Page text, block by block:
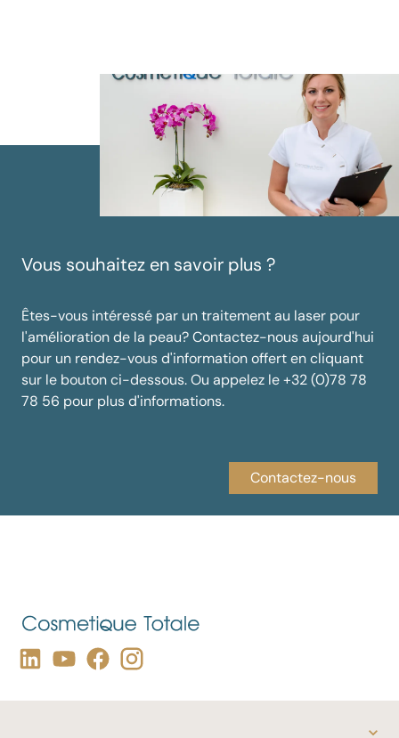
Vous souhaitez en savoir plus ?
Êtes-vous intéressé par un traitement au laser pour
l'amélioration de la peau? Contactez-nous aujourd'hui
pour un rendez-vous d'information offert en cliquant
sur le bouton ci-dessous. Ou appelez le +32 (0)78 78
78 56 pour plus d'informations.
Contactez-nous